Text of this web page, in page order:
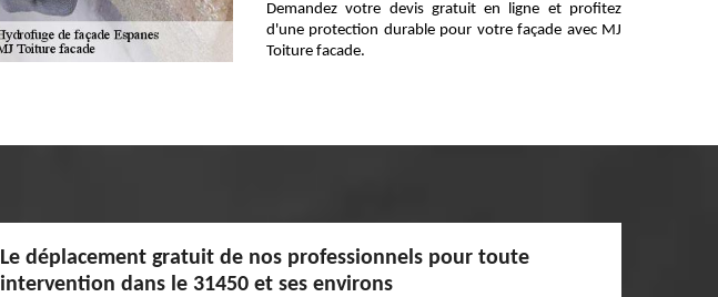
Demandez votre devis gratuit en ligne et profitez
d'une protection durable pour votre façade avec MJ
Toiture facade.
Le déplacement gratuit de nos professionnels pour toute
intervention dans le 31450 et ses environs